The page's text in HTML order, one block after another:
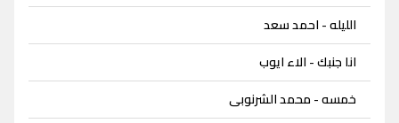
الليله - احمد سعد
انا جنبك - الاء ايوب
خمسه - محمد الشرنوبى